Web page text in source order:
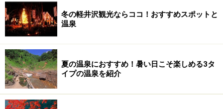
冬の軽井沢観光ならココ！おすすめスポットと
温泉
夏の温泉におすすめ！暑い日こそ楽しめる3タ
イプの温泉を紹介